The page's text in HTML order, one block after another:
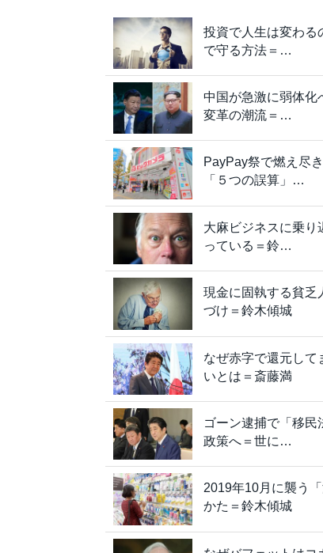
投資で人生は変わる
で守る方法＝…
中国が急激に弱体化
変革の潮流＝…
PayPay祭で燃え尽
「５つの誤算」…
大麻ビジネスに乗り
っている＝鈴…
現金に固執する貧乏
づけ＝鈴木傾城
なぜ赤字で還元して
いとは＝斎藤満
ゴーン逮捕で「移
政策へ＝世に…
2019年10月に襲う
かた＝鈴木傾城